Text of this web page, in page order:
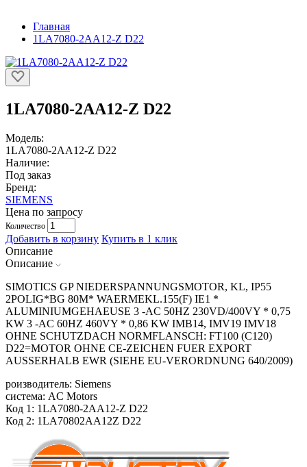
Главная
1LA7080-2AA12-Z D22
1LA7080-2AA12-Z D22
Модель:
1LA7080-2AA12-Z D22
Наличие:
Под заказ
Бренд:
SIEMENS
Цена по запросу
Количество
Добавить в корзину Купить в 1 клик
Описание
Описание
SIMOTICS GP NIEDERSPANNUNGSMOTOR, KL, IP55
2POLIG*BG 80M* WAERMEKL.155(F) IE1 *
ALUMINIUMGEHAEUSE 3 -AC 50HZ 230VD/400VY * 0,75
KW 3 -AC 60HZ 460VY * 0,86 KW IMB14, IMV19 IMV18
OHNE SCHUTZDACH NORMFLANSCH: FT100 (C120)
D22=MOTOR OHNE CE-ZEICHEN FUER EXPORT
AUSSERHALB EWR (SIEHE EU-VERORDNUNG 640/2009)
роизводитель: Siemens
система: AC Motors
Код 1: 1LA7080-2AA12-Z D22
Код 2: 1LA70802AA12Z D22